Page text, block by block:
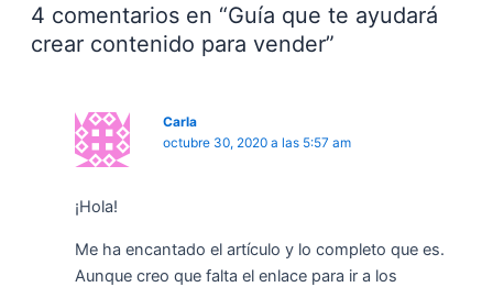
4 comentarios en “Guía que te ayudará
crear contenido para vender”
Carla
octubre 30, 2020 a las 5:57 am
¡Hola!
Me ha encantado el artículo y lo completo que es.
Aunque creo que falta el enlace para ir a los